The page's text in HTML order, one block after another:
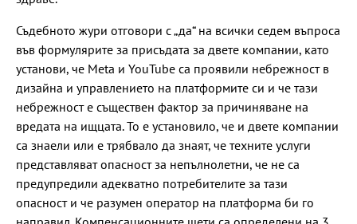
Съдебното жури отговори с „да“ на всички седем въпроса
във формулярите за присъдата за двете компании, като
установи, че Meta и YouTube са проявили небрежност в
дизайна и управлението на платформите си и че тази
небрежност е съществен фактор за причиняване на
вредата на ищцата. То е установило, че и двете компании
са знаели или е трябвало да знаят, че техните услуги
представляват опасност за непълнолетни, че не са
предупредили адекватно потребителите за тази
опасност и че разумен оператор на платформа би го